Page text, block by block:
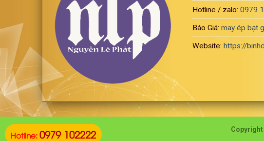
Hotline / zalo: 0979
Báo Giá: may ép bạt
Website: https://
Hotline:0979 102222